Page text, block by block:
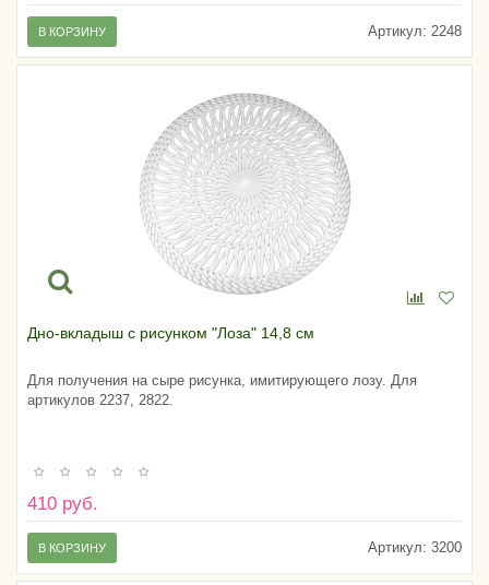
Артикул: 2248
В КОРЗИНУ
Дно-вкладыш с рисунком "Лоза" 14,8 см
Для получения на сыре рисунка, имитирующего лозу. Для
артикулов 2237, 2822.
410 руб.
Артикул: 3200
В КОРЗИНУ